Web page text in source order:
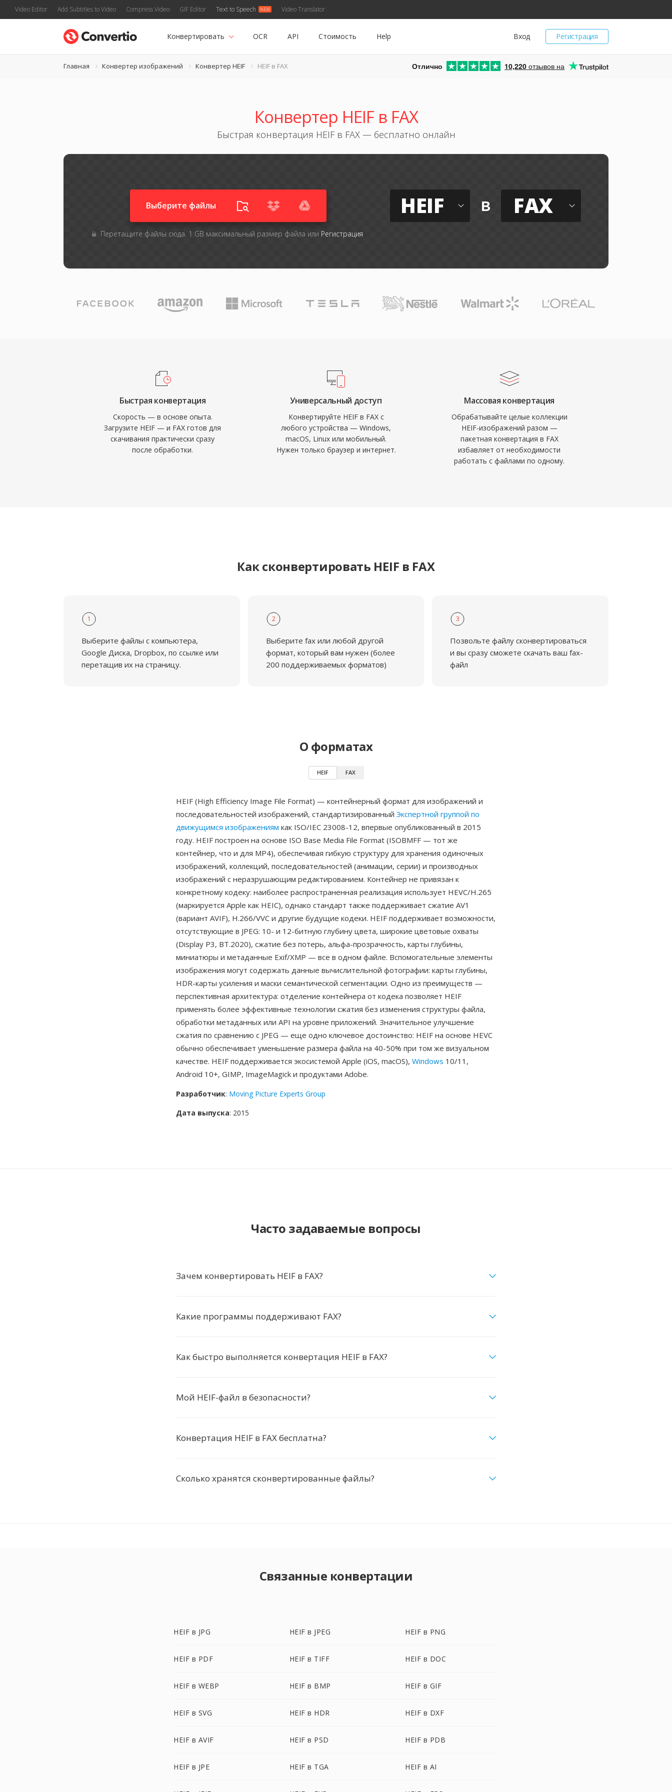
Video Editor Add Subtitles to Video Compress Video GIF Editor Text to Speech Video Translator
Регистрация
Вход
Конвертировать OCR API Стоимость Help
Главная Конвертер изображений Конвертер HEIF HEIF в FAX Отлично 10,220 отзывов на
Конвертер HEIF в FAX
Быстрая конвертация HEIF в FAX — бесплатно онлайн
Выберите файлы
Перетащите файлы сюда. 1 GB максимальный размер файла или Регистрация
HEIF в FAX
Быстрая конвертация
Скорость — в основе опыта.
Загрузите HEIF — и FAX готов для
скачивания практически сразу
после обработки.
Универсальный доступ
Конвертируйте HEIF в FAX с
любого устройства — Windows,
macOS, Linux или мобильный.
Нужен только браузер и интернет.
Массовая конвертация
Обрабатывайте целые коллекции
HEIF-изображений разом —
пакетная конвертация в FAX
избавляет от необходимости
работать с файлами по одному.
Как сконвертировать HEIF в FAX
1
Выберите файлы с компьютера,
Google Диска, Dropbox, по ссылке или
перетащив их на страницу.
2
Выберите fax или любой другой
формат, который вам нужен (более
200 поддерживаемых форматов)
3
Позвольте файлу сконвертироваться
и вы сразу сможете скачать ваш fax-
файл
О форматах
HEIF FAX
HEIF (High Efficiency Image File Format) — контейнерный формат для изображений и
последовательностей изображений, стандартизированный Экспертной группой по
движущимся изображениям как ISO/IEC 23008-12, впервые опубликованный в 2015
году. HEIF построен на основе ISO Base Media File Format (ISOBMFF — тот же
контейнер, что и для MP4), обеспечивая гибкую структуру для хранения одиночных
изображений, коллекций, последовательностей (анимации, серии) и производных
изображений с неразрушающим редактированием. Контейнер не привязан к
конкретному кодеку: наиболее распространенная реализация использует HEVC/H.265
(маркируется Apple как HEIC), однако стандарт также поддерживает сжатие AV1
(вариант AVIF), H.266/VVC и другие будущие кодеки. HEIF поддерживает возможности,
отсутствующие в JPEG: 10- и 12-битную глубину цвета, широкие цветовые охваты
(Display P3, BT.2020), сжатие без потерь, альфа-прозрачность, карты глубины,
миниатюры и метаданные Exif/XMP — все в одном файле. Вспомогательные элементы
изображения могут содержать данные вычислительной фотографии: карты глубины,
HDR-карты усиления и маски семантической сегментации. Одно из преимуществ —
перспективная архитектура: отделение контейнера от кодека позволяет HEIF
применять более эффективные технологии сжатия без изменения структуры файла,
обработки метаданных или API на уровне приложений. Значительное улучшение
сжатия по сравнению с JPEG — еще одно ключевое достоинство: HEIF на основе HEVC
обычно обеспечивает уменьшение размера файла на 40-50% при том же визуальном
качестве. HEIF поддерживается экосистемой Apple (iOS, macOS), Windows 10/11,
Android 10+, GIMP, ImageMagick и продуктами Adobe.
Разработчик: Moving Picture Experts Group
Дата выпуска: 2015
Часто задаваемые вопросы
Зачем конвертировать HEIF в FAX?
Какие программы поддерживают FAX?
Как быстро выполняется конвертация HEIF в FAX?
Мой HEIF-файл в безопасности?
Конвертация HEIF в FAX бесплатна?
Сколько хранятся сконвертированные файлы?
Связанные конвертации
HEIF в JPG HEIF в JPEG HEIF в PNG
HEIF в PDF HEIF в TIFF HEIF в DOC
HEIF в WEBP HEIF в BMP HEIF в GIF
HEIF в SVG HEIF в HDR HEIF в DXF
HEIF в AVIF HEIF в PSD HEIF в PDB
HEIF в JPE HEIF в TGA HEIF в AI